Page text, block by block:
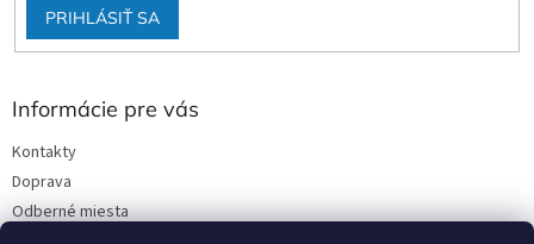
PRIHLÁSIŤ SA
Informácie pre vás
Kontakty
Doprava
Odberné miesta